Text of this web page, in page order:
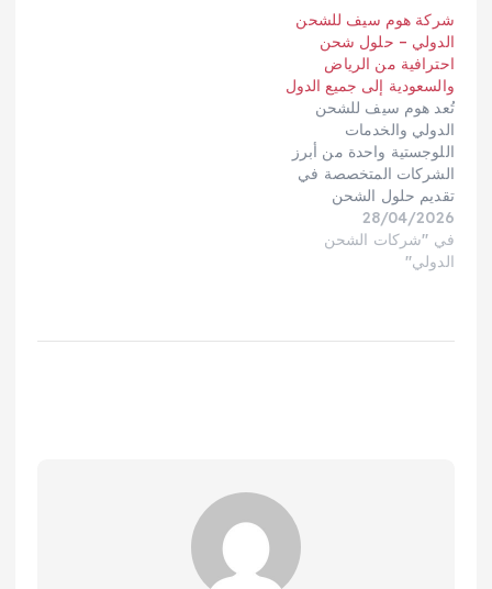
إلى الباب، وتتميز
بالاحترافية في التخليص
الجمركي وجودة التغليف.
دليل أهم شركات…
شركة هوم سيف للشحن
الدولي – حلول شحن
احترافية من الرياض
والسعودية إلى جميع الدول
تُعد هوم سيف للشحن
الدولي والخدمات
اللوجستية واحدة من أبرز
الشركات المتخصصة في
تقديم حلول الشحن
المتكاملة داخل المملكة
العربية السعودية وخارجها،
حيث توفر خدمات احترافية
28/04/2026
في "شركات الشحن
الدولي"